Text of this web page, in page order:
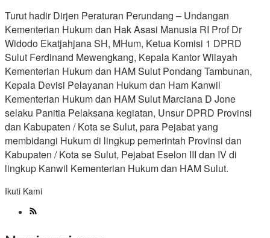
Turut hadir Dirjen Peraturan Perundang – Undangan
Kementerian Hukum dan Hak Asasi Manusia RI Prof Dr
Widodo Ekatjahjana SH, MHum, Ketua Komisi 1 DPRD
Sulut Ferdinand Mewengkang, Kepala Kantor Wilayah
Kementerian Hukum dan HAM Sulut Pondang Tambunan,
Kepala Devisi Pelayanan Hukum dan Ham Kanwil
Kementerian Hukum dan HAM Sulut Marciana D Jone
selaku Panitia Pelaksana kegiatan, Unsur DPRD Provinsi
dan Kabupaten / Kota se Sulut, para Pejabat yang
membidangi Hukum di lingkup pemerintah Provinsi dan
Kabupaten / Kota se Sulut, Pejabat Eselon III dan IV di
lingkup Kanwil Kementerian Hukum dan HAM Sulut.
Ikuti Kami